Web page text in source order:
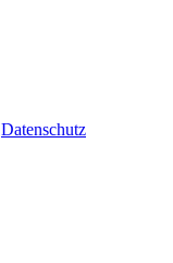
Datenschutz